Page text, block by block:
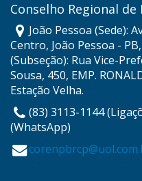
Conselho Regional
João Pessoa (Sede):
Centro, João Pessoa -
(Subseção): Rua Vice-
Sousa, 450, EMP.
Estação Velha.
(83) 3113-1144
(WhatsApp)